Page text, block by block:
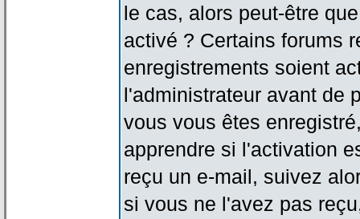
le cas, alors peut-être
activé ? Certains forums
enregistrements soient
l'administrateur avant de
vous vous êtes
apprendre si l'activation
reçu un e-mail, suivez
si vous ne l'avez pas